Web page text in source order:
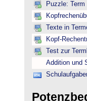
Puzzle:
Texte in
Kopf-
Test zur
Addition und